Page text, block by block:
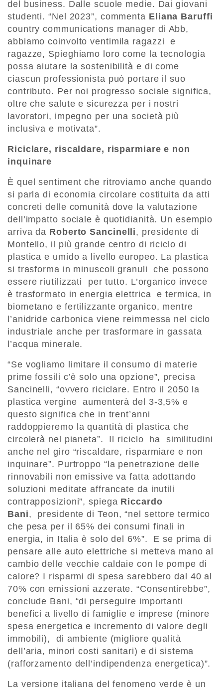
del business. Dalle scuole medie. Dai giovani
studenti. “Nel 2023”, commenta Eliana Baruffi
country communications manager di Abb,
abbiamo coinvolto ventimila ragazzi e
ragazze, Spieghiamo loro come la tecnologia
possa aiutare la sostenibilità e di come
ciascun professionista può portare il suo
contributo. Per noi progresso sociale significa,
oltre che salute e sicurezza per i nostri
lavoratori, impegno per una società più
inclusiva e motivata”.
Riciclare, riscaldare, risparmiare e non
inquinare
È quel sentiment che ritroviamo anche quando
si parla di economia circolare costituita da atti
concreti delle comunità dove la valutazione
dell’impatto sociale è quotidianità. Un esempio
arriva da Roberto Sancinelli, presidente di
Montello, il più grande centro di riciclo di
plastica e umido a livello europeo. La plastica
si trasforma in minuscoli granuli che possono
essere riutilizzati per tutto. L’organico invece
è trasformato in energia elettrica e termica, in
biometano e fertilizzante organico, mentre
l’anidride carbonica viene reimmessa nel ciclo
industriale anche per trasformare in gassata
l’acqua minerale.
“Se vogliamo limitare il consumo di materie
prime fossili c’è solo una opzione”, precisa
Sancinelli, “ovvero riciclare. Entro il 2050 la
plastica vergine aumenterà del 3-3,5% e
questo significa che in trent’anni
raddoppieremo la quantità di plastica che
circolerà nel pianeta”. Il riciclo ha similitudini
anche nel giro “riscaldare, risparmiare e non
inquinare”. Purtroppo “la penetrazione delle
rinnovabili non emissive va fatta adottando
soluzioni meditate affrancate da inutili
contrapposizioni”, spiega Riccardo
Bani, presidente di Teon, “nel settore termico
che pesa per il 65% dei consumi finali in
energia, in Italia è solo del 6%”. E se prima di
pensare alle auto elettriche si metteva mano al
cambio delle vecchie caldaie con le pompe di
calore? I risparmi di spesa sarebbero dal 40 al
70% con emissioni azzerate. “Consentirebbe”,
conclude Bani, “di perseguire importanti
benefici a livello di famiglie e imprese (minore
spesa energetica e incremento di valore degli
immobili), di ambiente (migliore qualità
dell’aria, minori costi sanitari) e di sistema
(rafforzamento dell’indipendenza energetica)”.
La versione italiana del fenomeno verde è un